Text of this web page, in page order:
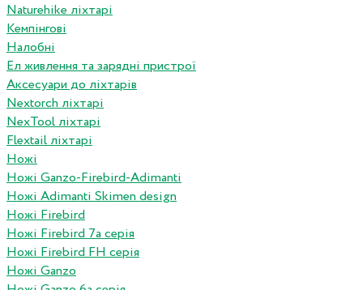
Naturehike ліхтарі
Кемпінгові
Налобні
Ел живлення та зарядні пристрої
Аксесуари до ліхтарів
Nextorch ліхтарі
NexTool ліхтарі
Flextail ліхтарі
Ножі
Ножі Ganzo-Firebird-Adimanti
Ножі Adimanti Skimen design
Ножі Firebird
Ножі Firebird 7а серія
Ножі Firebird FH серія
Ножі Ganzo